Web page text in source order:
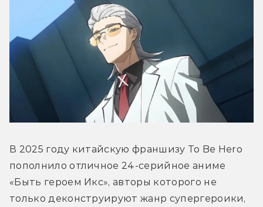
В 2025 году китайскую франшизу To Be Hero
пополнило отличное 24-серийное аниме
«Быть героем Икс», авторы которого не
только деконструируют жанр супергероики,